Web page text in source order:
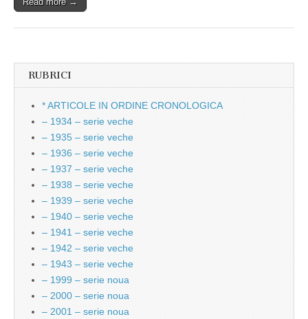
RUBRICI
* ARTICOLE IN ORDINE CRONOLOGICA
– 1934 – serie veche
– 1935 – serie veche
– 1936 – serie veche
– 1937 – serie veche
– 1938 – serie veche
– 1939 – serie veche
– 1940 – serie veche
– 1941 – serie veche
– 1942 – serie veche
– 1943 – serie veche
– 1999 – serie noua
– 2000 – serie noua
– 2001 – serie noua